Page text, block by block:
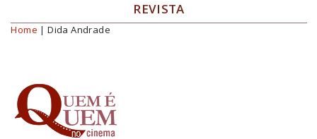
REVISTA
Você está aqui
Home | Dida Andrade